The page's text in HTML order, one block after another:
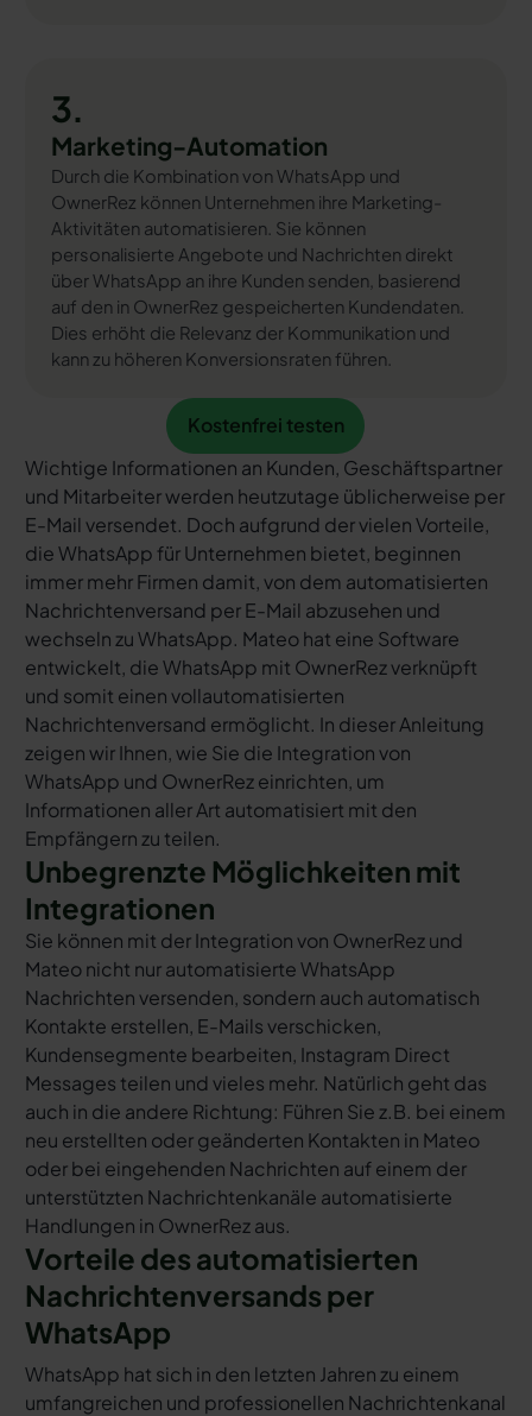
3.
Marketing-Automation
Durch die Kombination von WhatsApp und
OwnerRez können Unternehmen ihre Marketing-
Aktivitäten automatisieren. Sie können
personalisierte Angebote und Nachrichten direkt
über WhatsApp an ihre Kunden senden, basierend
auf den in OwnerRez gespeicherten Kundendaten.
Dies erhöht die Relevanz der Kommunikation und
kann zu höheren Konversionsraten führen.
Kostenfrei testen
Kostenfrei testen
Wichtige Informationen an Kunden, Geschäftspartner
und Mitarbeiter werden heutzutage üblicherweise per
E-Mail versendet. Doch aufgrund der vielen Vorteile,
die WhatsApp für Unternehmen bietet, beginnen
immer mehr Firmen damit, von dem automatisierten
Nachrichtenversand per E-Mail abzusehen und
wechseln zu WhatsApp. Mateo hat eine Software
entwickelt, die WhatsApp mit OwnerRez verknüpft
und somit einen vollautomatisierten
Nachrichtenversand ermöglicht. In dieser Anleitung
zeigen wir Ihnen, wie Sie die Integration von
WhatsApp und OwnerRez einrichten, um
Informationen aller Art automatisiert mit den
Empfängern zu teilen.
Unbegrenzte Möglichkeiten mit
Integrationen
Sie können mit der Integration von OwnerRez und
Mateo nicht nur automatisierte WhatsApp
Nachrichten versenden, sondern auch automatisch
Kontakte erstellen, E-Mails verschicken,
Kundensegmente bearbeiten, Instagram Direct
Messages teilen und vieles mehr. Natürlich geht das
auch in die andere Richtung: Führen Sie z.B. bei einem
neu erstellten oder geänderten Kontakten in Mateo
oder bei eingehenden Nachrichten auf einem der
unterstützten Nachrichtenkanäle automatisierte
Handlungen in OwnerRez aus.
Vorteile des automatisierten
Nachrichtenversands per
WhatsApp
WhatsApp hat sich in den letzten Jahren zu einem
umfangreichen und professionellen Nachrichtenkanal